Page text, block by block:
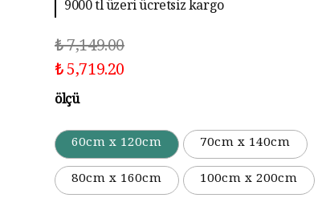
9000 tl üzeri ücretsiz kargo
₺ 7,149.00
₺ 5,719.20
ölçü
60cm x 120cm
70cm x 140cm
80cm x 160cm
100cm x 200cm